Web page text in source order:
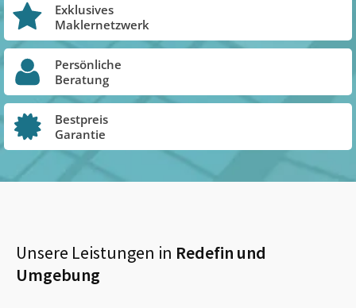
Exklusives
Maklernetzwerk
Persönliche
Beratung
Bestpreis
Garantie
Unsere Leistungen in Redefin und
Umgebung